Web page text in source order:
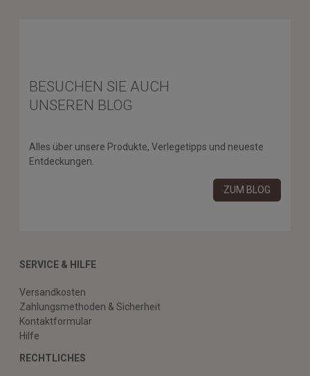
BESUCHEN SIE AUCH
UNSEREN BLOG
Alles über unsere Produkte, Verlegetipps und neueste
Entdeckungen.
ZUM BLOG
SERVICE & HILFE
Versandkosten
Zahlungsmethoden & Sicherheit
Kontaktformular
Hilfe
RECHTLICHES